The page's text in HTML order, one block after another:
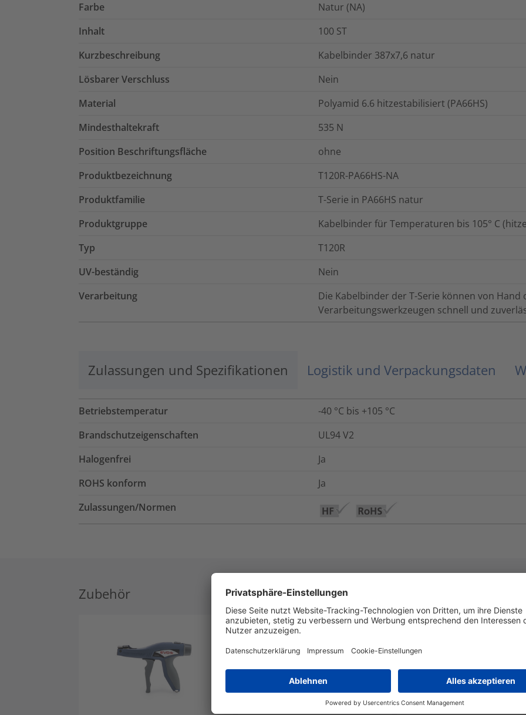
Farbe
Natur (NA)
Inhalt
100 ST
Kurzbeschreibung
Kabelbinder 387x7,6 natur
Lösbarer Verschluss
Nein
Material
Polyamid 6.6 hitzestabilisiert (PA66HS)
Mindesthaltekraft
535 N
Position Beschriftungsfläche
ohne
Produktbezeichnung
T120R-PA66HS-NA
Produktfamilie
T-Serie in PA66HS natur
Produktgruppe
Kabelbinder für Temperaturen bis 105° C
Typ
T120R
UV-beständig
Nein
Verarbeitung
Die Kabelbinder der T-Serie können von
Verarbeitungswerkzeugen schnell und
Zulassungen und Spezifikationen Logistik und Verpackungsdaten
Betriebstemperatur
-40 °C bis +105 °C
Brandschutzeigenschaften
UL94 V2
Halogenfrei
Ja
ROHS konform
Ja
Zulassungen/Normen
Zubehör